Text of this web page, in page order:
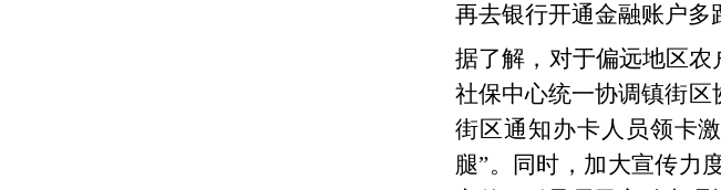
再去银行开通金融账户多
据了解，对于偏远地区
社保中心统一协调镇街
街区通知办卡人员领卡
腿”。同时，加大宣传力